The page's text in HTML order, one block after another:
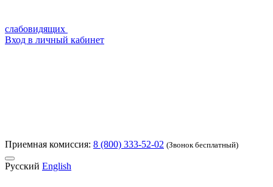
слабовидящих
Вход в личный кабинет
Приемная комиссия: 8 (800) 333-52-02 (Звонок бесплатный)
Русский English